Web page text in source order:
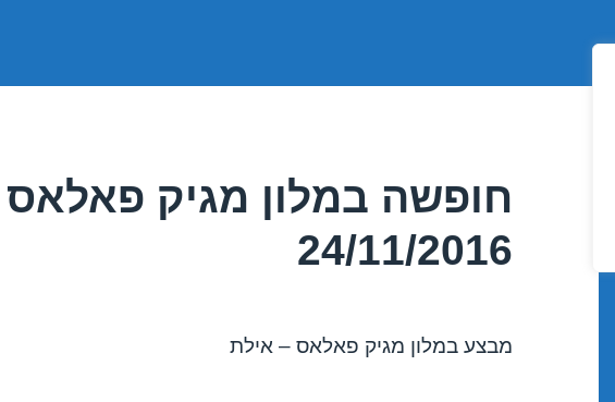
חופשה במלון מגיק
24/11/2016
מבצע במלון מגיק פאלאס – אילת